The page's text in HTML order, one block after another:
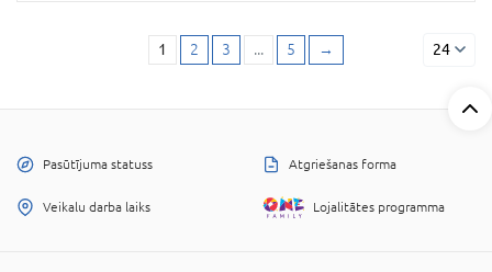
1 2 3 ... 5 → 24
Pasūtījuma statuss Atgriešanas forma
Veikalu darba laiks Lojalitātes programma